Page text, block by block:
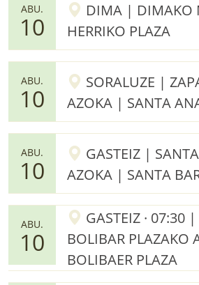
ABU.
10
DIMA | DIMAKO
HERRIKO PLAZA
ABU.
10
SORALUZE |
AZOKA | SANTA
ABU.
10
GASTEIZ |
AZOKA | SANTA
ABU.
10
GASTEIZ · 07:30
BOLIBAR PLAZAKO
BOLIBAER PLAZA